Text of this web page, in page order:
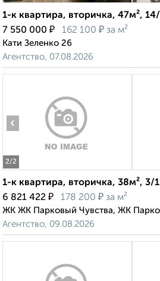
1-к квартира, вторичка, 47м²,
7 550 000 ₽ 162 100 ₽ за м²
Кати Зеленко 26
Агентство, 07.08.2026
2/2
‹
1-к квартира, вторичка, 38м², 3/
6 821 422 ₽ 178 200 ₽ за м²
ЖК ЖК Парковый Чувства, ЖК
Агентство, 09.08.2026